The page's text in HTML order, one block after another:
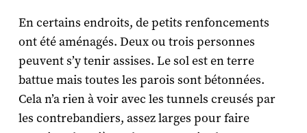
En certains endroits, de petits renfoncements
ont été aménagés. Deux ou trois personnes
peuvent s’y tenir assises. Le sol est en terre
battue mais toutes les parois sont bétonnées.
Cela n’a rien à voir avec les tunnels creusés par
les contrebandiers, assez larges pour faire